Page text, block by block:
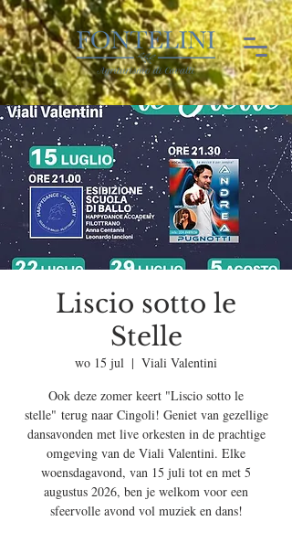
Liscio sotto le
Stelle
wo 15 jul
  |
Viali Valentini
Ook deze zomer keert "Liscio sotto le
stelle" terug naar Cingoli! Geniet van gezellige
dansavonden met live orkesten in de prachtige
omgeving van de Viali Valentini. Elke
woensdagavond, van 15 juli tot en met 5
augustus 2026, ben je welkom voor een
sfeervolle avond vol muziek en dans!